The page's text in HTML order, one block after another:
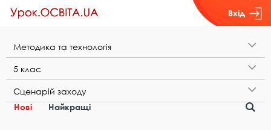
Вхід
М​е​т​о​д​и​к​а​ ​т​а​ ​т​е​х​н​о​л​о​г​і​я
5​ ​к​л​а​с
С​ц​е​н​а​р​і​й​ ​з​а​х​о​д​у
Нові
Найкращі